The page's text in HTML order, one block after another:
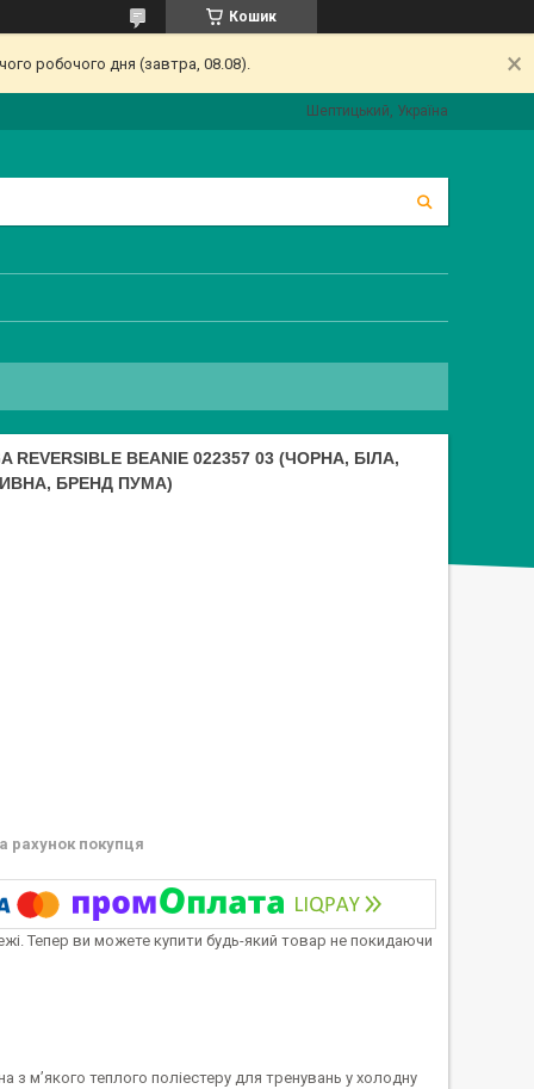
Кошик
робочого дня (завтра, 08.08).
Шептицький, Україна
BEANIE 022357 03 (ЧОРНА, БІЛА,
БРЕНД ПУМА)
рахунок покупця
Тепер ви можете купити будь-який товар не покидаючи
з м’якого теплого поліестеру для тренувань у холодну